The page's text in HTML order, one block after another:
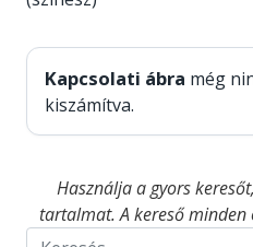
Kapcsolati ábra még
kiszámítva.
Használja a gyors
tartalmat. A kereső